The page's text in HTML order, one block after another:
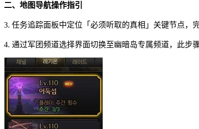
二、地图导航操作指引
3. 任务追踪面板中定位「必须听取的真相」关键节点，
4. 通过军团频道选择界面切换至幽暗岛专属频道，此步